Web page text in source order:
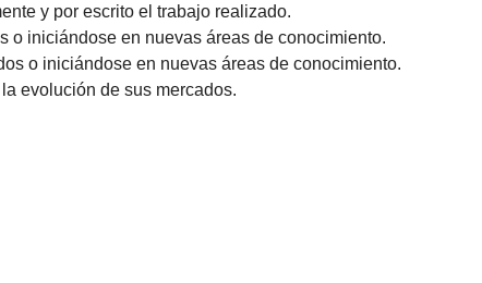
y por escrito el trabajo realizado.
o iniciándose en nuevas áreas de conocimiento.
o iniciándose en nuevas áreas de conocimiento.
evolución de sus mercados.